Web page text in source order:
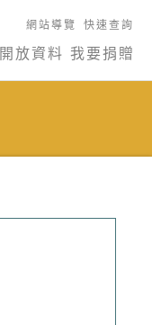
網站導覽 快速查詢
開放資料 我要捐贈